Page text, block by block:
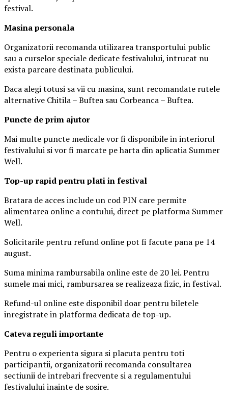
festival.
Masinapersonala
Organizatorii recomanda utilizarea transportului public
sau a curselor speciale dedicate festivalului, intrucat nu
exista parcare destinata publicului.
Daca alegi totusi sa vii cu masina, sunt recomandate rutele
alternative Chitila – Buftea sau Corbeanca – Buftea.
Puncte de prim ajutor
Mai multe puncte medicale vor fi disponibile in interiorul
festivalului si vor fi marcate pe harta din aplicatia Summer
Well.
Top-up rapid pentru plati in festival
Bratara de acces include un cod PIN care permite
alimentarea online a contului, direct pe platforma Summer
Well.
Solicitarile pentru refund online pot fi facute pana pe 14
august.
Suma minima rambursabila online este de 20 lei. Pentru
sumele mai mici, rambursarea se realizeaza fizic, in festival.
Refund-ul online este disponibil doar pentru biletele
inregistrate in platforma dedicata de top-up.
Cateva reguli importante
Pentru o experienta sigura si placuta pentru toti
participantii, organizatorii recomanda consultarea
sectiunii de intrebari frecvente si a regulamentului
festivalului inainte de sosire.